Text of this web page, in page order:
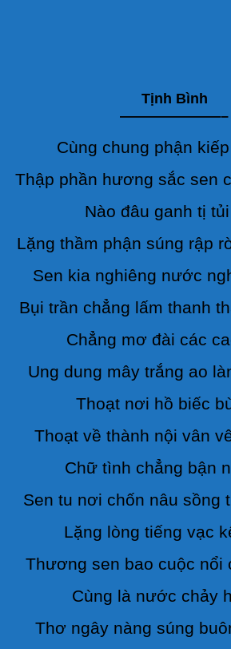
Tịnh Bình
———————–
Cùng chung phận
Thập phần hương sắc sen
Nào đâu ganh tị
Lặng thầm phận súng rập
Sen kia nghiêng nước
Bụi trần chẳng lấm thanh
Chẳng mơ đài các
Ung dung mây trắng ao
Thoạt nơi hồ biếc
Thoạt về thành nội vân
Chữ tình chẳng bận
Sen tu nơi chốn nâu sồng
Lặng lòng tiếng vạc
Thương sen bao cuộc nổi
Cùng là nước chảy
Thơ ngây nàng súng